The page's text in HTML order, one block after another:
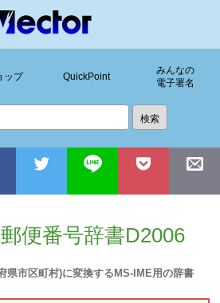
ップ QuickPoint
みんなの
電子署名
便番号辞書D2006
県市区町村)に変換するMS-IME用の辞書